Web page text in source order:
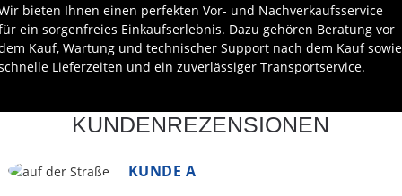
bieten Ihnen einen perfekten Vor- und Nachverkaufsservice
ein sorgenfreies Einkaufserlebnis. Dazu gehören Beratung vor
Kauf, Wartung und technischer Support nach dem Kauf sowie
Lieferzeiten und ein zuverlässiger Transportservice.
KUNDENREZENSIONEN
KUNDE A